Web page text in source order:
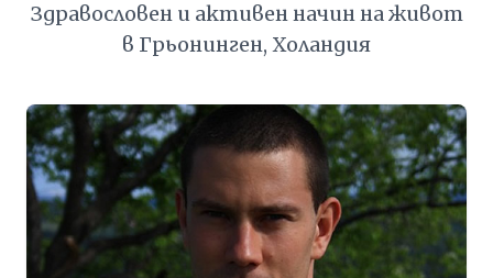
Здравословен и активен начин на живот
в Грьонинген, Холандия